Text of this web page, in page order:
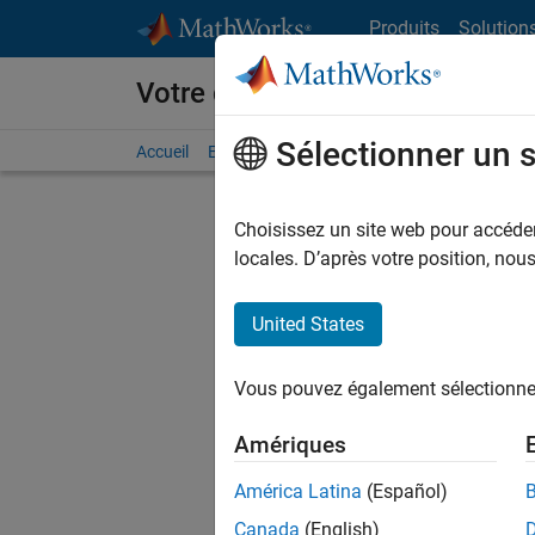
Produits
Votre carrière chez MathWorks
Accueil Explorer nos opportunités Adresses de
d'offre
Les
Sélectionner un
Choisissez un site web pour
locales. D’après votre position,
United States
Vous pouvez également
Amériques
América Latina (Español)
Canada (English)